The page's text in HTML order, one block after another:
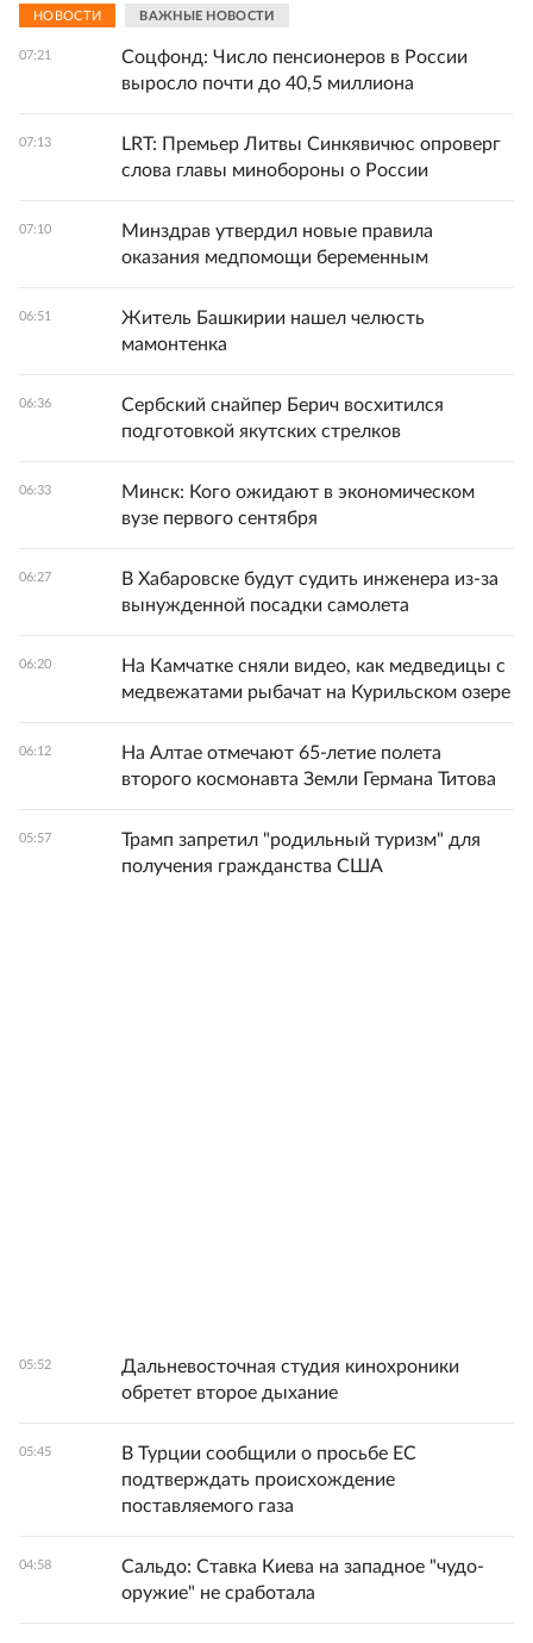
НОВОСТИ ВАЖНЫЕ НОВОСТИ
07:21
Соцфонд: Число пенсионеров в России
выросло почти до 40,5 миллиона
07:13
LRT: Премьер Литвы Синкявичюс опроверг
слова главы минобороны о России
07:10
Минздрав утвердил новые правила
оказания медпомощи беременным
06:51
Житель Башкирии нашел челюсть
мамонтенка
06:36
Сербский снайпер Берич восхитился
подготовкой якутских стрелков
06:33
Минск: Кого ожидают в экономическом
вузе первого сентября
06:27
В Хабаровске будут судить инженера из-за
вынужденной посадки самолета
06:20
На Камчатке сняли видео, как медведицы с
медвежатами рыбачат на Курильском озере
06:12
На Алтае отмечают 65-летие полета
второго космонавта Земли Германа Титова
05:57
Трамп запретил "родильный туризм" для
получения гражданства США
05:52
Дальневосточная студия кинохроники
обретет второе дыхание
05:45
В Турции сообщили о просьбе ЕС
подтверждать происхождение
поставляемого газа
04:58
Сальдо: Ставка Киева на западное "чудо-
оружие" не сработала